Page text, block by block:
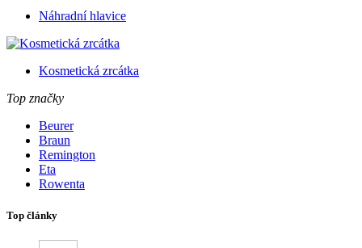
Náhradní hlavice
Kosmetická zrcátka
Top značky
Beurer
Braun
Remington
Eta
Rowenta
Top články